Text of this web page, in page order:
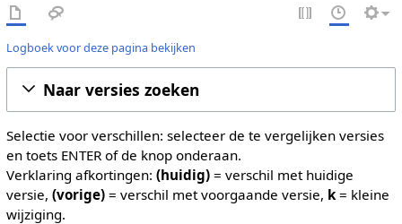
Logboek voor deze pagina bekijken
Naar versies zoeken
Selectie voor verschillen: selecteer de te vergelijken versies
en toets ENTER of de knop onderaan.
Verklaring afkortingen: (huidig)= verschil met huidige
versie, (vorige)= verschil met voorgaande versie, k= kleine
wijziging.